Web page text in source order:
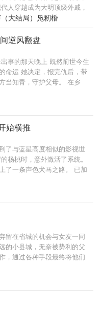
人穿越成为大明顶级外戚，
荣华富贵的生活，谁知等待
靖皇帝‘斩于西市’。 不甘引颈
是正途。且看他如何辗转腾
大业，留下一段大明风
大结局）凫籾棔
逆风翻盘
事的那天晚上 既然前世今生
命运 她决定，报完仇后，带
当知青，守护父母。 在乡
始横推
了与蓝星高度相似的影视世
杨桃时，意外激活了系统。
了一条声色犬马之路。 已加
留在省城的机会与女友一同
的小县城，无奈被势利的父
，通过各种手段最终将他们
力之下，一路披荆斩棘，仕
，实现了他仕途之初许下
回家卖红薯”的初心誓言。